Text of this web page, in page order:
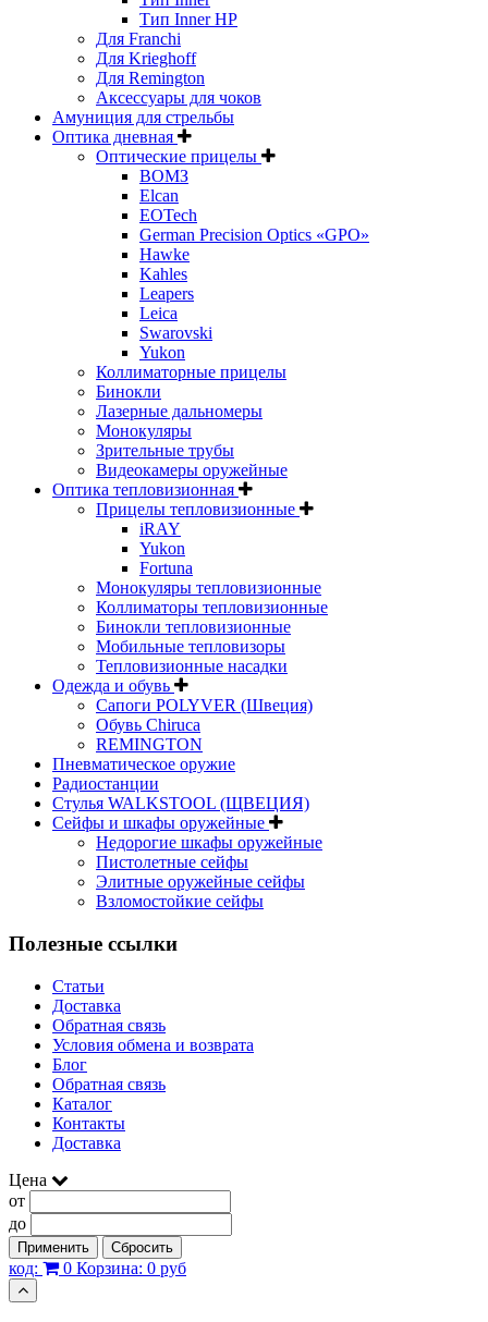
Тип Inner HP
Для Franchi
Для Krieghoff
Для Remington
Аксессуары для чоков
Амуниция для стрельбы
Оптика дневная
Оптические прицелы
ВОМЗ
Elcan
EOTech
German Precision Optics «GPO»
Hawke
Kahles
Leapers
Leica
Swarovski
Yukon
Коллиматорные прицелы
Бинокли
Лазерные дальномеры
Монокуляры
Зрительные трубы
Видеокамеры оружейные
Оптика тепловизионная
Прицелы тепловизионные
iRAY
Yukon
Fortuna
Монокуляры тепловизионные
Коллиматоры тепловизионные
Бинокли тепловизионные
Мобильные тепловизоры
Тепловизионные насадки
Одежда и обувь
Сапоги POLYVER (Швеция)
Обувь Chiruca
REMINGTON
Пневматическое оружие
Радиостанции
Стулья WALKSTOOL (ЩВЕЦИЯ)
Сейфы и шкафы оружейные
Недорогие шкафы оружейные
Пистолетные сейфы
Элитные оружейные сейфы
Взломостойкие сейфы
Полезные ссылки
Статьи
Доставка
Обратная связь
Условия обмена и возврата
Блог
Обратная связь
Каталог
Контакты
Доставка
Цена
от
до
Применить Сбросить
код: 0 Корзина: 0 руб